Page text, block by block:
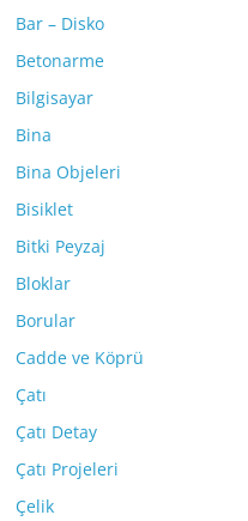
Bar – Disko
Betonarme
Bilgisayar
Bina
Bina Objeleri
Bisiklet
Bitki Peyzaj
Bloklar
Borular
Cadde ve Köprü
Çatı
Çatı Detay
Çatı Projeleri
Çelik